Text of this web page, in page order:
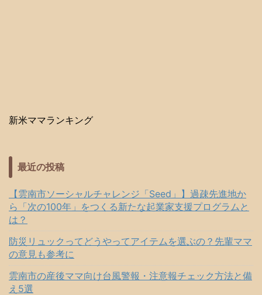
新米ママランキング
最近の投稿
【雲南市ソーシャルチャレンジ「Seed」】過疎先進地か
ら「次の100年」をつくる新たな起業家支援プログラムと
は？
防災リュックってどうやってアイテムを選ぶの？先輩ママ
の意見も参考に
雲南市の産後ママ向け台風警報・注意報チェック方法と備
え5選